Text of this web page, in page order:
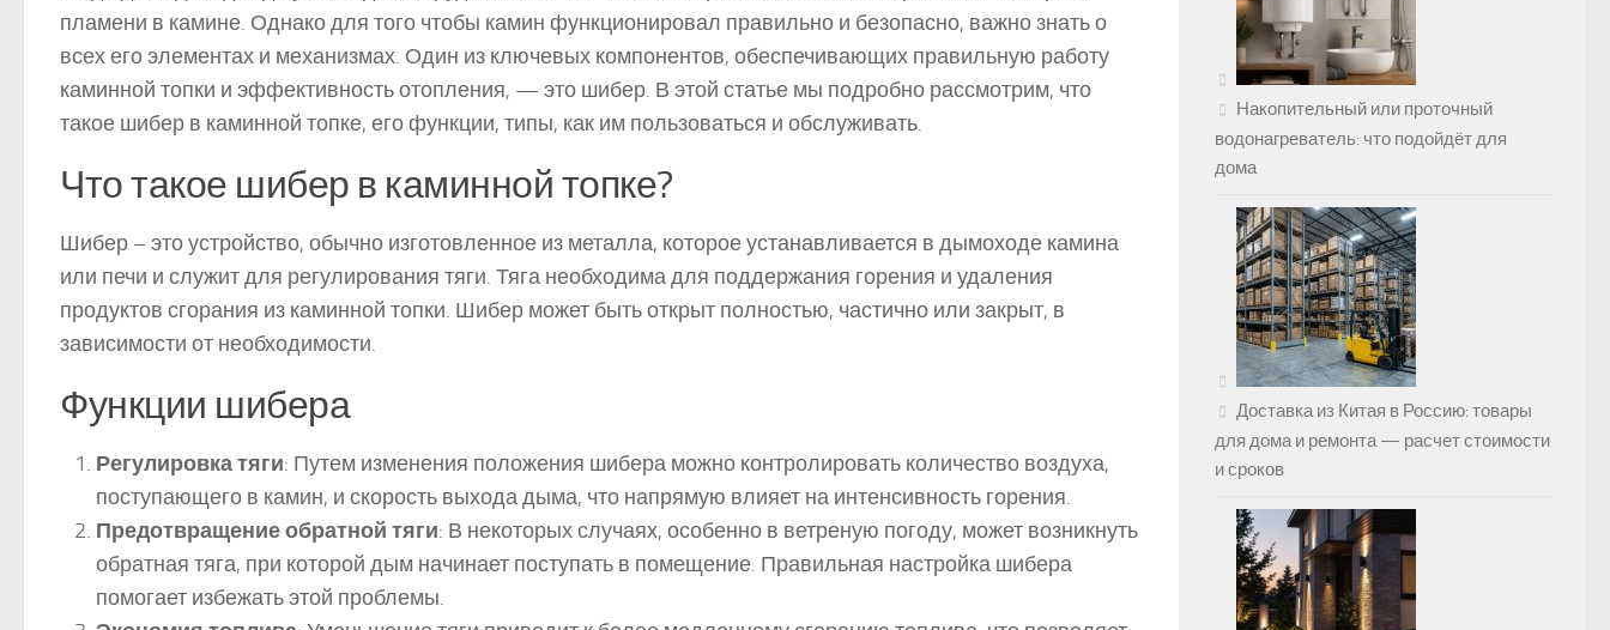
пламени в камине. Однако для того чтобы камин функционировал правильно и безопасно, важно знать о
всех его элементах и механизмах. Один из ключевых компонентов, обеспечивающих правильную работу
каминной топки и эффективность отопления, — это шибер. В этой статье мы подробно рассмотрим, что
такое шибер в каминной топке, его функции, типы, как им пользоваться и обслуживать.
Что такое шибер в каминной топке?
Шибер – это устройство, обычно изготовленное из металла, которое устанавливается в дымоходе камина
или печи и служит для регулирования тяги. Тяга необходима для поддержания горения и удаления
продуктов сгорания из каминной топки. Шибер может быть открыт полностью, частично или закрыт, в
зависимости от необходимости.
Функции шибера
Регулировка тяги: Путем изменения положения шибера можно контролировать количество воздуха,
поступающего в камин, и скорость выхода дыма, что напрямую влияет на интенсивность горения.
Предотвращение обратной тяги: В некоторых случаях, особенно в ветреную погоду, может возникнуть
обратная тяга, при которой дым начинает поступать в помещение. Правильная настройка шибера
помогает избежать этой проблемы.
Накопительный или проточный
водонагреватель: что подойдёт для
дома
Доставка из Китая в Россию: товары
для дома и ремонта — расчет стоимости
и сроков